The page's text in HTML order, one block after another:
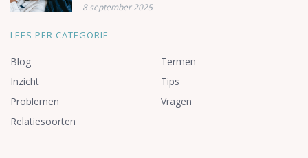
8 september 2025
LEES PER CATEGORIE
Blog
Inzicht
Problemen
Relatiesoorten
Termen
Tips
Vragen